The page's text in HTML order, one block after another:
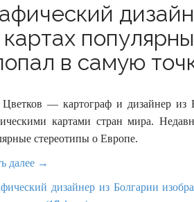
картах
в самую
— картограф и дизайнер из
картами стран мира.
стереотипы о Европе.
далее →